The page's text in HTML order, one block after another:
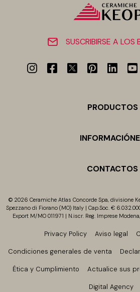
SUSCRIBIRSE A LOS
PRODUCTOS
CONTACTOS
© 2026 Ceramiche Atlas Concorde Spa, divisione
Spezzano di Fiorano (MO) Italy | Cap.Soc. € 6.032.000
Export M/MO 011971 | N.iscr. Reg. Imprese
Privacy Policy Aviso legal
Condiciones generales de venta
Ética y Cumplimiento Actualice sus
Digital Agency